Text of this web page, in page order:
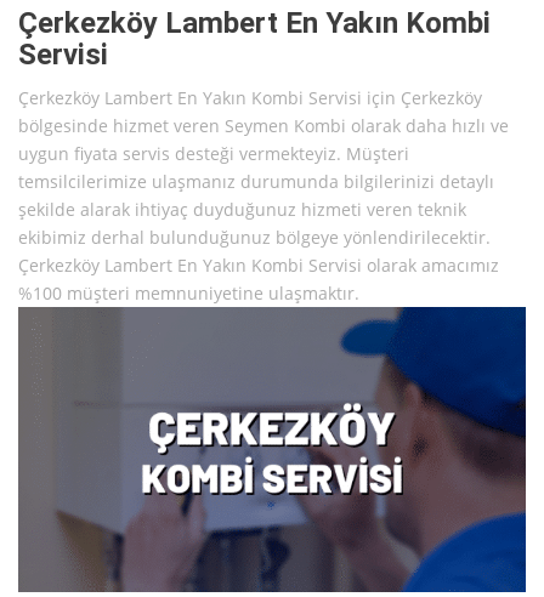
Çerkezköy Lambert En Yakın Kombi
Servisi
Çerkezköy Lambert En Yakın Kombi Servisi için Çerkezköy
bölgesinde hizmet veren Seymen Kombi olarak daha hızlı ve
uygun fiyata servis desteği vermekteyiz. Müşteri
temsilcilerimize ulaşmanız durumunda bilgilerinizi detaylı
şekilde alarak ihtiyaç duyduğunuz hizmeti veren teknik
ekibimiz derhal bulunduğunuz bölgeye yönlendirilecektir.
Çerkezköy Lambert En Yakın Kombi Servisi olarak amacımız
%100 müşteri memnuniyetine ulaşmaktır.